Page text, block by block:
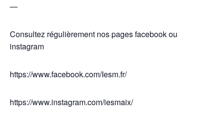
—
Consultez régulièrement nos pages facebook ou
instagram
https://www.facebook.com/Iesm.fr/
https://www.instagram.com/iesmaix/